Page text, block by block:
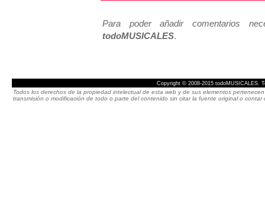
Para poder añadir comentarios
todoMUSICALES.
Copyright © 2008-2015 todoMUSICALES.
Todos los derechos de la propiedad intelectual de esta web y de sus elementos
transmisión o modificación de todo o parte del contenido sin citar la fuente original o